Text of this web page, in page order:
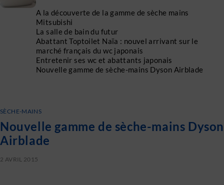
A la découverte de la gamme de sèche mains
Mitsubishi
La salle de bain du futur
Abattant Toptoilet Naïa : nouvel arrivant sur le
marché français du wc japonais
Entretenir ses wc et abattants japonais
Nouvelle gamme de sèche-mains Dyson Airblade
SÈCHE-MAINS
Nouvelle gamme de sèche-mains Dyson
Airblade
2 AVRIL 2015